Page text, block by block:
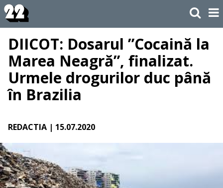
DIICOT: Dosarul ”Cocaină la
Marea Neagră”, finalizat.
Urmele drogurilor duc până
în Brazilia
REDACTIA | 15.07.2020